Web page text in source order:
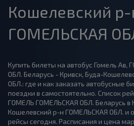
Кошелевский р-
ГОМЕЛЬСКАЯ
Купить билеты на автобус Гомель
ОБЛ. Беларусь - Кривск, Буда-
ОБЛ.: где и как заказать автобусные
поездки в самостоятельно. Список
ГОМЕЛЬ ГОМЕЛЬСКАЯ ОБЛ. Беларусь в
Кошелевский р-н ГОМЕЛЬСКАЯ ОБЛ. и
рейсы сегодня. Расписания и цена